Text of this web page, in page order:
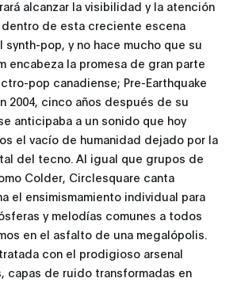
alcanzar la visibilidad y la atención
de esta creciente escena
synth-pop, y no hace mucho que su
encabeza la promesa de gran parte
pop canadiense; Pre-Earthquake
2004, cinco años después de su
anticipaba a un sonido que hoy
el vacío de humanidad dejado por la
del tecno. Al igual que grupos de
Colder, Circlesquare canta
el ensimismamiento individual para
y melodías comunes a todos
en el asfalto de una megalópolis.
con el prodigioso arsenal
capas de ruido transformadas en